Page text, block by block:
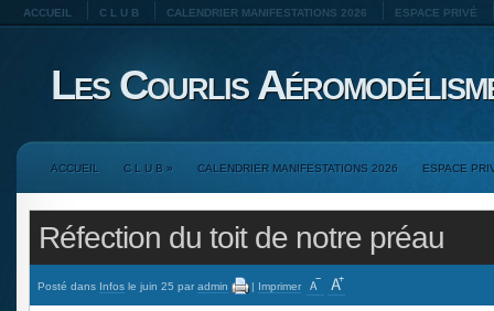
ACCUEIL C L U B CALENDRIER MANIFESTATIONS 2026 ESPACE PRIVÉ
Les Courlis
ACCUEIL C L U B» CALENDRIER MANIFESTATIONS 2026 ESPACE
Réfection du toit de notre préau
Posté dans Infos le juin 25 par admin | Imprimer